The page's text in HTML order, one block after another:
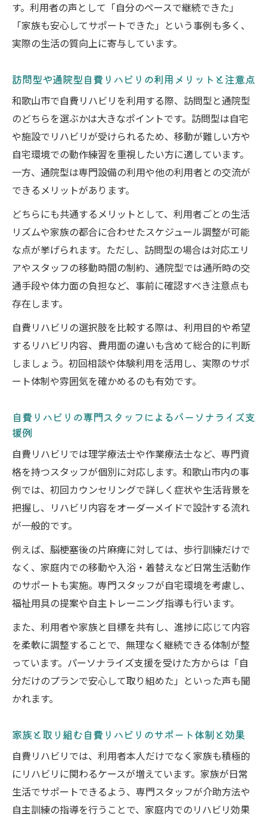
す。利用者の声として「自分のペースで継続できた」
「家族も安心してサポートできた」という事例も多く、
実際の生活の質向上に寄与しています。
訪問型や通院型自費リハビリの利用メリットと注意点
和歌山市で自費リハビリを利用する際、訪問型と通院型
のどちらを選ぶかは大きなポイントです。訪問型は自宅
や施設でリハビリが受けられるため、移動が難しい方や
自宅環境での動作練習を重視したい方に適しています。
一方、通院型は専門設備の利用や他の利用者との交流が
できるメリットがあります。
どちらにも共通するメリットとして、利用者ごとの生活
リズムや家族の都合に合わせたスケジュール調整が可能
な点が挙げられます。ただし、訪問型の場合は対応エリ
アやスタッフの移動時間の制約、通院型では通所時の交
通手段や体力面の負担など、事前に確認すべき注意点も
存在します。
自費リハビリの選択肢を比較する際は、利用目的や希望
するリハビリ内容、費用面の違いも含めて総合的に判断
しましょう。初回相談や体験利用を活用し、実際のサポ
ート体制や雰囲気を確かめるのも有効です。
自費リハビリの専門スタッフによるパーソナライズ支
援例
自費リハビリでは理学療法士や作業療法士など、専門資
格を持つスタッフが個別に対応します。和歌山市内の事
例では、初回カウンセリングで詳しく症状や生活背景を
把握し、リハビリ内容をオーダーメイドで設計する流れ
が一般的です。
例えば、脳梗塞後の片麻痺に対しては、歩行訓練だけで
なく、家庭内での移動や入浴・着替えなど日常生活動作
のサポートも実施。専門スタッフが自宅環境を考慮し、
福祉用具の提案や自主トレーニング指導も行います。
また、利用者や家族と目標を共有し、進捗に応じて内容
を柔軟に調整することで、無理なく継続できる体制が整
っています。パーソナライズ支援を受けた方からは「自
分だけのプランで安心して取り組めた」といった声も聞
かれます。
家族と取り組む自費リハビリのサポート体制と効果
自費リハビリでは、利用者本人だけでなく家族も積極的
にリハビリに関わるケースが増えています。家族が日常
生活でサポートできるよう、専門スタッフが介助方法や
自主訓練の指導を行うことで、家庭内でのリハビリ効果